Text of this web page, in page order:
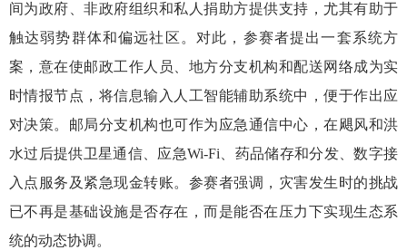
间为政府、非政府组织和私人捐助方提供支持，尤其有助于
触达弱势群体和偏远社区。对此，参赛者提出一套系统方
案，意在使邮政工作人员、地方分支机构和配送网络成为实
时情报节点，将信息输入人工智能辅助系统中，便于作出应
对决策。邮局分支机构也可作为应急通信中心，在飓风和洪
水过后提供卫星通信、应急Wi-Fi、药品储存和分发、数字接
入点服务及紧急现金转账。参赛者强调，灾害发生时的挑战
已不再是基础设施是否存在，而是能否在压力下实现生态系
统的动态协调。